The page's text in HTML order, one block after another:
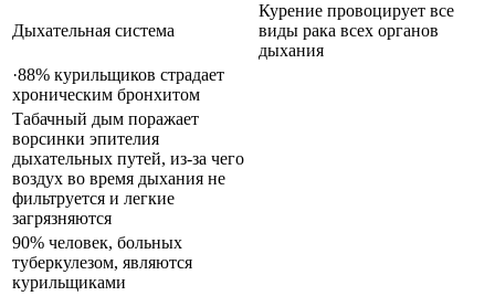
Дыхательная система
Курение провоцирует все
виды рака всех органов
дыхания
·88% курильщиков страдает
хроническим бронхитом
Табачный дым поражает
ворсинки эпителия
дыхательных путей, из-за чего
воздух во время дыхания не
фильтруется и легкие
загрязняются
90% человек, больных
туберкулезом, являются
курильщиками